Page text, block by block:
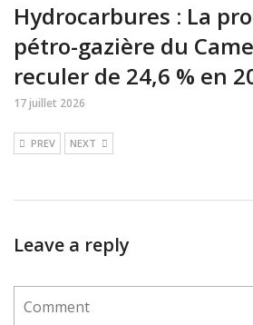
Hydrocarbures : La
pétro-gazière du
reculer de 24,6 % en
17 juillet 2026
PREV NEXT
Leave a reply